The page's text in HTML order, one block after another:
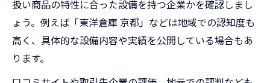
扱い商品の特性に合った設備を持つ企業かを確認しまし
ょう。例えば「東洋倉庫 京都」などは地域での認知度も
高く、具体的な設備内容や実績を公開している場合もあ
ります。